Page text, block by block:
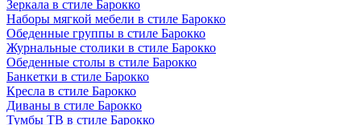
Зеркала в стиле Барокко
Наборы мягкой мебели в стиле Барокко
Обеденные группы в стиле Барокко
Журнальные столики в стиле Барокко
Обеденные столы в стиле Барокко
Банкетки в стиле Барокко
Кресла в стиле Барокко
Диваны в стиле Барокко
Тумбы ТВ в стиле Барокко